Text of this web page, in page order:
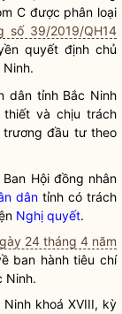
C được phân loại
số 39/2019/QH14
quyết địnhchủ
Ninh.
dântỉnh Bắc Ninh
và chịu trách
trương đầu tưtheo
Hội đồng nhân
dân tỉnh có trách
Nghị quyết.
24 tháng 4 năm
ban hành tiêu chí
Ninh.
Ninh khoá XVIII, kỳ